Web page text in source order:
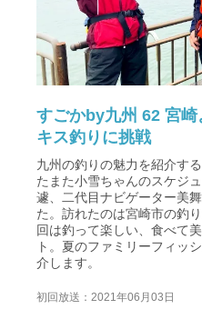
すごかby九州 62 宮
キス釣りに挑戦
九州の釣りの魅力を紹介す
たまた小雪ちゃんのスケジ
遽、二代目ナビゲーター美
た。訪れたのは宮崎市の釣
回は釣って楽しい、食べて
ト。夏のファミリーフィッ
介します。
初回放送：2021年06月03日